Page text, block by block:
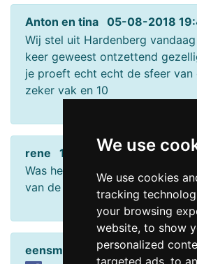
We use
We use cookies
tracking
your browsing
website, to show
personalized
targeted ads, to
Anton en tina 05-08-2018
Wij stel uit Hardenberg
keer geweest ontzettend
je proeft echt echt de sfeer van
zeker vak en 10
rene 12-02-2018 05:28
Was het maar weer
van de zon.
eensmaarnooitweer 23-07-